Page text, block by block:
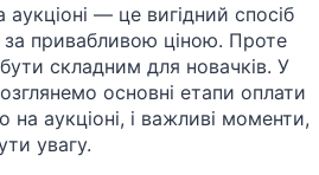
аукціоні — це вигідний спосіб
привабливою ціною. Проте
складним для новачків. У
основні етапи оплати
на аукціоні, і важливі моменти,
увагу.